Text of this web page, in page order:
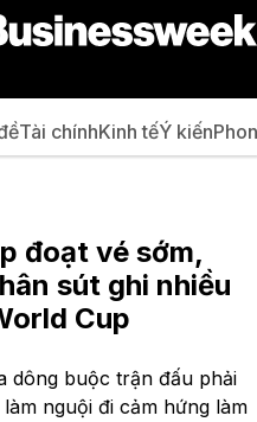
Tài chínhKinh tếÝ kiến
đoạt vé sớm,
sút ghi nhiều
Cup
dông buộc trận đấu phải
nguội đi cảm hứng làm